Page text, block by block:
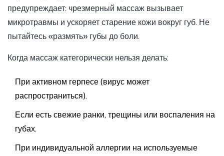
предупреждает: чрезмерный массаж вызывает
микротравмы и ускоряет старение кожи вокруг губ. Не
пытайтесь «размять» губы до боли.
Когда массаж категорически нельзя делать:
При активном герпесе (вирус может
распространиться).
Если есть свежие ранки, трещины или воспаления на
губах.
При индивидуальной аллергии на используемые